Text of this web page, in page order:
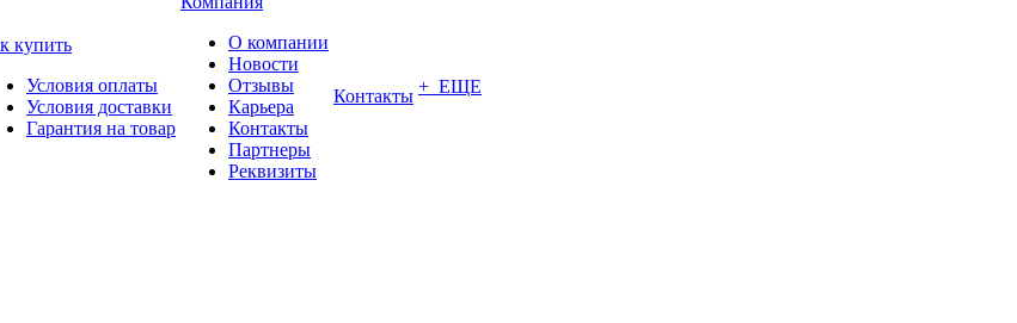
купить
Условия оплаты
Условия доставки
Гарантия на товар
О компании
Новости
Отзывы
Карьера
Контакты
Партнеры
Реквизиты
Контакты + ЕЩЕ